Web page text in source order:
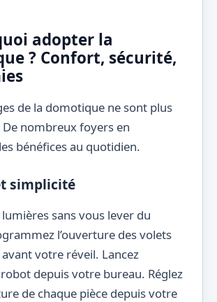
adopter la
? Confort, sécurité,
de la domotique ne sont plus
nombreux foyers en
bénéfices au quotidien.
simplicité
sans vous lever du
l’ouverture des volets
votre réveil. Lancez
robot depuis votre bureau. Réglez
de chaque pièce depuis votre